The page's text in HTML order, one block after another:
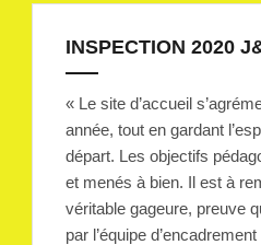
INSPECTION 2020
« Le site d’accueil
année, tout en gardant
départ. Les objectifs
et menés à bien. Il est à
véritable gageure, preuve
par l’équipe